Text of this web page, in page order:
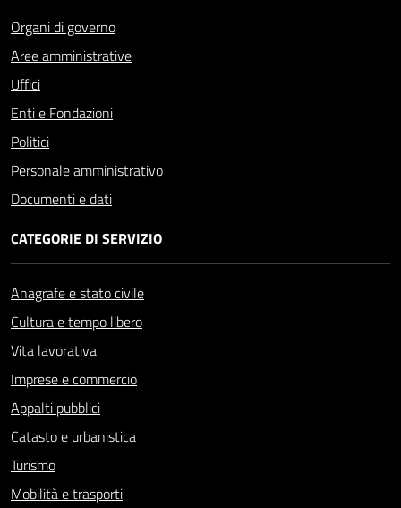
Organi di governo
Aree amministrative
Uffici
Enti e Fondazioni
Politici
Personale amministrativo
Documenti e dati
CATEGORIE DI SERVIZIO
Anagrafe e stato civile
Cultura e tempo libero
Vita lavorativa
Imprese e commercio
Appalti pubblici
Catasto e urbanistica
Turismo
Mobilità e trasporti